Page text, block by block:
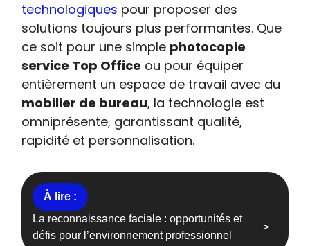
technologiques pour proposer des
solutions toujours plus performantes. Que
ce soit pour une simple photocopie
service Top Office ou pour équiper
entièrement un espace de travail avec du
mobilier de bureau, la technologie est
omniprésente, garantissant qualité,
rapidité et personnalisation.
La reconnaissance faciale : opportunités et
défis pour l’environnement professionnel